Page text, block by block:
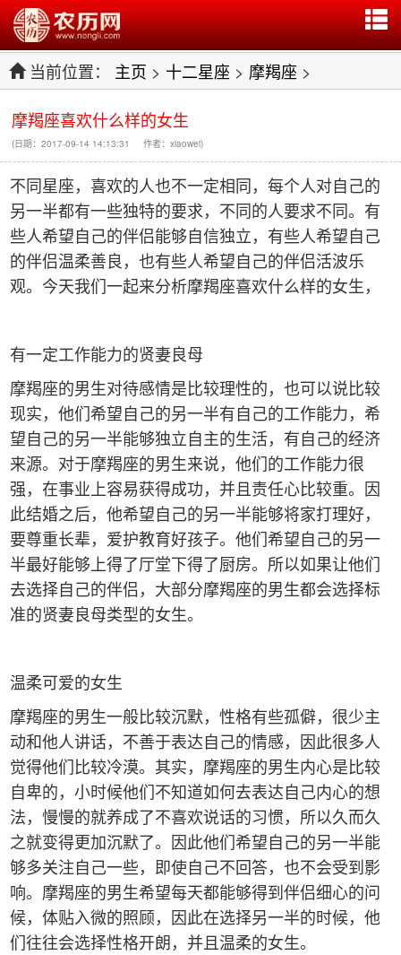
当前位置： 主页 > 十二星座 > 摩羯座 >
摩羯座喜欢什么样的女生
(日期：2017-09-14 14:13:31 作者：xiaowei)
不同星座，喜欢的人也不一定相同，每个人对自己的
另一半都有一些独特的要求，不同的人要求不同。有
些人希望自己的伴侣能够自信独立，有些人希望自己
的伴侣温柔善良，也有些人希望自己的伴侣活波乐
观。今天我们一起来分析摩羯座喜欢什么样的女生，
有一定工作能力的贤妻良母
摩羯座的男生对待感情是比较理性的，也可以说比较
现实，他们希望自己的另一半有自己的工作能力，希
望自己的另一半能够独立自主的生活，有自己的经济
来源。对于摩羯座的男生来说，他们的工作能力很
强，在事业上容易获得成功，并且责任心比较重。因
此结婚之后，他希望自己的另一半能够将家打理好，
要尊重长辈，爱护教育好孩子。他们希望自己的另一
半最好能够上得了厅堂下得了厨房。所以如果让他们
去选择自己的伴侣，大部分摩羯座的男生都会选择标
准的贤妻良母类型的女生。
温柔可爱的女生
摩羯座的男生一般比较沉默，性格有些孤僻，很少主
动和他人讲话，不善于表达自己的情感，因此很多人
觉得他们比较冷漠。其实，摩羯座的男生内心是比较
自卑的，小时候他们不知道如何去表达自己内心的想
法，慢慢的就养成了不喜欢说话的习惯，所以久而久
之就变得更加沉默了。因此他们希望自己的另一半能
够多关注自己一些，即使自己不回答，也不会受到影
响。摩羯座的男生希望每天都能够得到伴侣细心的问
候，体贴入微的照顾，因此在选择另一半的时候，他
们往往会选择性格开朗，并且温柔的女生。